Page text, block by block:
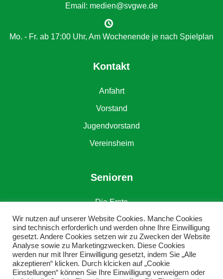
Email: medien@svgwe.de
Mo. - Fr. ab 17:00 Uhr, Am Wochenende je nach Spielplan
Kontakt
Anfahrt
Vorstand
Jugendvorstand
Vereinsheim
Senioren
Die Erste
Die Zweite
Alte Herren
Wir nutzen auf unserer Website Cookies. Manche Cookies
sind technisch erforderlich und werden ohne Ihre Einwilligung
gesetzt. Andere Cookies setzen wir zu Zwecken der Website
Analyse sowie zu Marketingzwecken. Diese Cookies
werden nur mit Ihrer Einwilligung gesetzt, indem Sie „Alle
akzeptieren“ klicken. Durch klcicken auf „Cookie
Einstellungen“ können Sie Ihre Einwilligung verweigern oder